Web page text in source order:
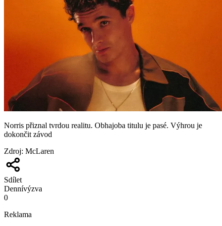
Norris přiznal tvrdou realitu. Obhajoba titulu je pasé. Výhrou je
dokončit závod
Zdroj: McLaren
Sdílet
Dennívýzva
0
Reklama